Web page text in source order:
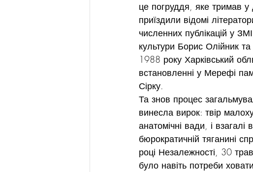
це погруддя, яке тримав у
приїздили відомі
численних публікацій у
культури Борис Олійник
1988 року Харківський
встановленні у Мерефі
Сірку.
Та знов процес
винесла вирок: твір
анатомічні вади, і
бюрократичній тяганині
році Незалежності, 30
було навіть потреби